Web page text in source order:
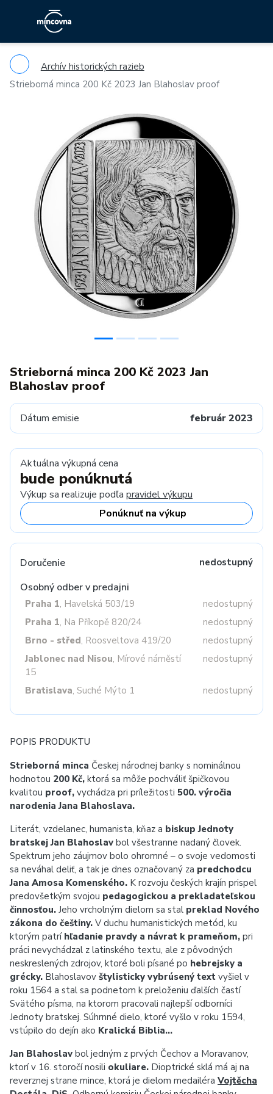
Archív historických razieb
Strieborná minca 200 Kč 2023 Jan Blahoslav proof
Previous
Strieborná minca 200 Kč 2023 Jan
Blahoslav proof
Dátum emisie február 2023
Aktuálna výkupná cena
bude ponúknutá
Výkup sa realizuje podľa pravidel výkupu
Ponúknuť na výkup
Doručenie nedostupný
Osobný odber v predajni
Praha 1, Havelská 503/19
nedostupný
Praha 1, Na Příkopě 820/24
nedostupný
Brno - střed, Roosveltova 419/20
nedostupný
Jablonec nad Nisou, Mírové náměstí
15
nedostupný
Bratislava, Suché Mýto 1 nedostupný
POPIS PRODUKTU
Strieborná minca Českej národnej banky s nominálnou
hodnotou 200 Kč, ktorá sa môže pochváliť špičkovou
kvalitou proof, vychádza pri príležitosti 500. výročia
narodenia Jana Blahoslava.
Literát, vzdelanec, humanista, kňaz a biskup Jednoty
bratskej Jan Blahoslav bol všestranne nadaný človek.
Spektrum jeho záujmov bolo ohromné – o svoje vedomosti
sa neváhal deliť, a tak je dnes označovaný za predchodcu
Jana Amosa Komenského. K rozvoju českých krajín prispel
predovšetkým svojou pedagogickou a prekladateľskou
činnosťou. Jeho vrcholným dielom sa stal preklad Nového
zákona do češtiny. V duchu humanistických metód, ku
ktorým patrí hľadanie pravdy a návrat k prameňom, pri
práci nevychádzal z latinského textu, ale z pôvodných
neskreslených zdrojov, ktoré boli písané po hebrejsky a
grécky. Blahoslavov štylisticky vybrúsený text vyšiel v
roku 1564 a stal sa podnetom k preloženiu ďalších častí
Svätého písma, na ktorom pracovali najlepší odborníci
Jednoty bratskej. Súhrnné dielo, ktoré vyšlo v roku 1594,
vstúpilo do dejín ako Kralická Biblia…
Jan Blahoslav bol jedným z prvých Čechov a Moravanov,
ktorí v 16. storočí nosili okuliare. Dioptrické sklá má aj na
reverznej strane mince, ktorá je dielom medailéra Vojtěcha